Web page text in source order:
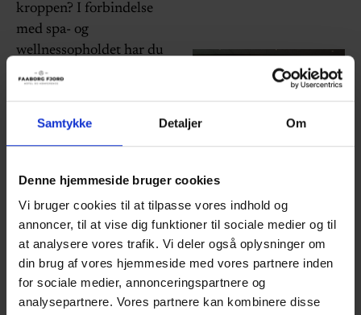
Samtykke Detaljer Om
Denne hjemmeside bruger cookies
Vi bruger cookies til at tilpasse vores indhold og
annoncer, til at vise dig funktioner til sociale medier og til
at analysere vores trafik. Vi deler også oplysninger om
din brug af vores hjemmeside med vores partnere inden
for sociale medier, annonceringspartnere og
analysepartnere. Vores partnere kan kombinere disse
kroppen? I forbindelse
med spa- og
wellnessopholdet har du
mulighed for at skrue
Fjorden, der ligger lige
wellness-afdeling byder
på et udvalg af
behandlinger, der giver
ro til både krop og sind.
Fra afslappende massage
til zoneterapi.